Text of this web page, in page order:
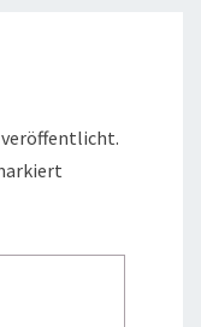
veröffentlicht.